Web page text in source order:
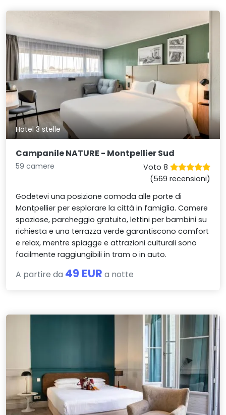
Hotel 3 stelle
Campanile NATURE - Montpellier Sud
59 camere
Voto 8
(569 recensioni)
Godetevi una posizione comoda alle porte di
Montpellier per esplorare la città in famiglia. Camere
spaziose, parcheggio gratuito, lettini per bambini su
richiesta e una terrazza verde garantiscono comfort
e relax, mentre spiagge e attrazioni culturali sono
facilmente raggiungibili in tram o in auto.
A partire da 49 EUR a notte